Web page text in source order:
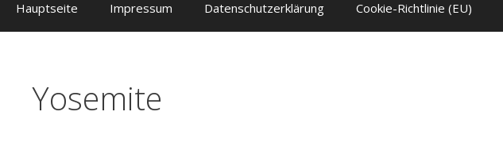
Hauptseite Impressum Datenschutzerklärung Cookie-Richtlinie (EU)
Yosemite